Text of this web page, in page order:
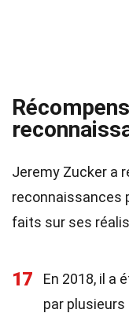
Jeremy Zucker a
reconnaissances
faits sur ses
17
En 2018, il a
par